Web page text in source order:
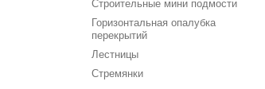
Строительные мини подмости
Горизонтальная опалубка
перекрытий
Лестницы
Стремянки